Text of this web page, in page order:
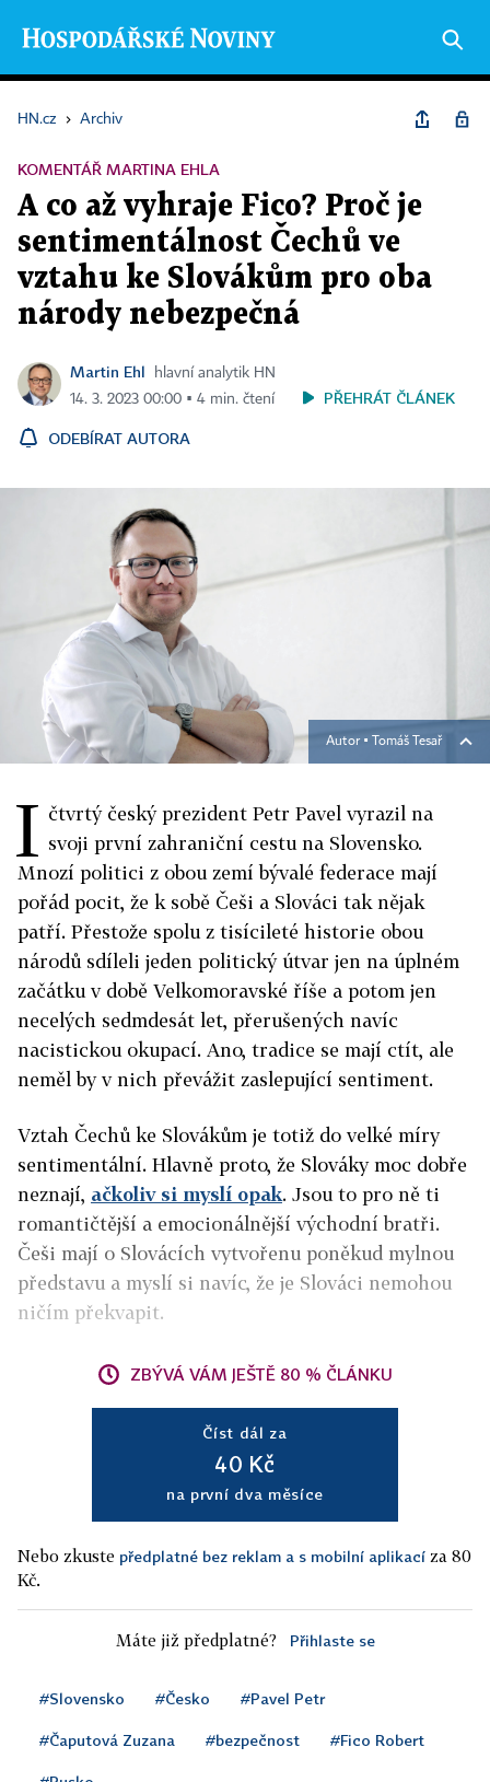
HN.cz › Archiv
KOMENTÁŘ MARTINA EHLA
A co až vyhraje Fico? Proč je
sentimentálnost Čechů ve
vztahu ke Slovákům pro oba
národy nebezpečná
Martin Ehl
hlavní analytik HN
14. 3. 2023 00:00 ▪ 4 min. čtení
PŘEHRÁT ČLÁNEK
ODEBÍRAT AUTORA
Autor ▪ Tomáš Tesař
I čtvrtý český prezident Petr Pavel vyrazil na
svoji první zahraniční cestu na Slovensko.
Mnozí politici z obou zemí bývalé federace mají
pořád pocit, že k sobě Češi a Slováci tak nějak
patří. Přestože spolu z tisícileté historie obou
národů sdíleli jeden politický útvar jen na úplném
začátku v době Velkomoravské říše a potom jen
necelých sedmdesát let, přerušených navíc
nacistickou okupací. Ano, tradice se mají ctít, ale
neměl by v nich převážit zaslepující sentiment.
Vztah Čechů ke Slovákům je totiž do velké míry
sentimentální. Hlavně proto, že Slováky moc dobře
neznají, ačkoliv si myslí opak. Jsou to pro ně ti
romantičtější a emocionálnější východní bratři.
Češi mají o Slovácích vytvořenu poněkud mylnou
představu a myslí si navíc, že je Slováci nemohou
ničím překvapit.
ZBÝVÁ VÁM JEŠTĚ 80 % ČLÁNKU
Číst dál za
40 Kč
na první dva měsíce
Nebo zkuste předplatné bez reklam a s mobilní aplikací za 80
Kč.
Máte již předplatné? Přihlaste se
#Slovensko #Česko #Pavel Petr
#Čaputová Zuzana #bezpečnost #Fico Robert